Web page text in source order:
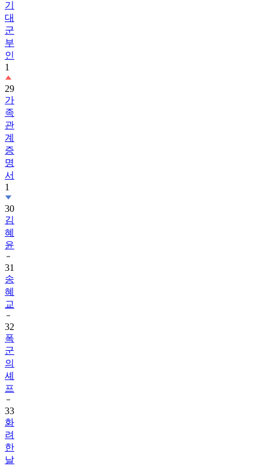
기
대
군
부
인
1
29
가
족
관
계
증
명
서
1
30
김
혜
윤
31
송
혜
교
32
폭
군
의
셰
프
33
화
려
한
날